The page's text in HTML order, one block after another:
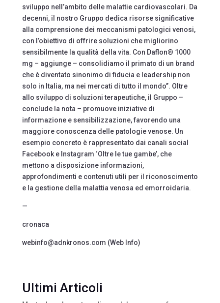
sviluppo nell’ambito delle malattie cardiovascolari. Da
decenni, il nostro Gruppo dedica risorse significative
alla comprensione dei meccanismi patologici venosi,
con l’obiettivo di offrire soluzioni che migliorino
sensibilmente la qualità della vita. Con Daflon® 1000
mg – aggiunge – consolidiamo il primato di un brand
che è diventato sinonimo di fiducia e leadership non
solo in Italia, ma nei mercati di tutto il mondo”. Oltre
allo sviluppo di soluzioni terapeutiche, il Gruppo –
conclude la nota – promuove iniziative di
informazione e sensibilizzazione, favorendo una
maggiore conoscenza delle patologie venose. Un
esempio concreto è rappresentato dai canali social
Facebook e Instagram ‘Oltre le tue gambe’, che
mettono a disposizione informazioni,
approfondimenti e contenuti utili per il riconoscimento
e la gestione della malattia venosa ed emorroidaria.
—
cronaca
webinfo@adnkronos.com (Web Info)
Ultimi Articoli